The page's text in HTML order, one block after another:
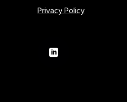
Privacy Policy